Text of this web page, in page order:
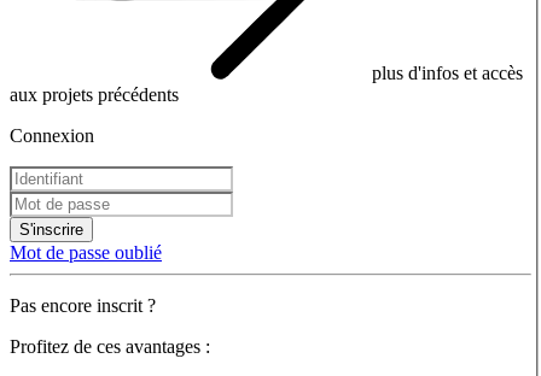
plus d'infos et accès
aux projets précédents
Connexion
S'inscrire
Mot de passe oublié
Pas encore inscrit ?
Profitez de ces avantages :